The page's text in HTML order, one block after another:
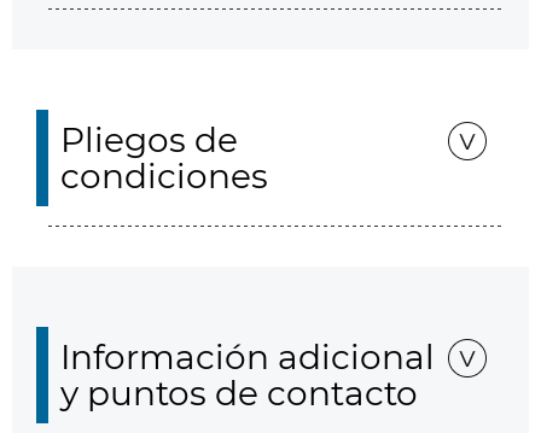
Pliegos de
condiciones
Información adicional
y puntos de contacto